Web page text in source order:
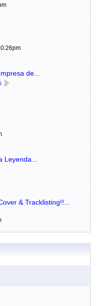
de...
Leyenda...
& Tracklisting!!...